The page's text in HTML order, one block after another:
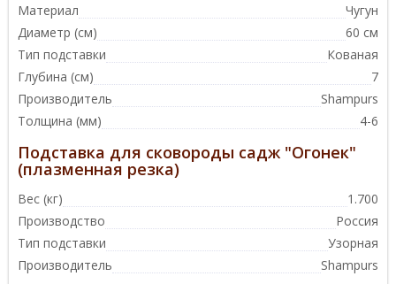
Материал
Чугун
Диаметр (см)
60 см
Тип подставки
Кованая
Глубина (см)
7
Производитель
Shampurs
Толщина (мм)
4-6
Подставка для сковороды садж "Огонек"
(плазменная резка)
Вес (кг)
1.700
Производство
Россия
Тип подставки
Узорная
Производитель
Shampurs